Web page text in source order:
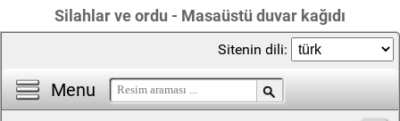
Silahlar ve ordu - Masaüstü duvar kağıdı
Menu
Sitenin dili: